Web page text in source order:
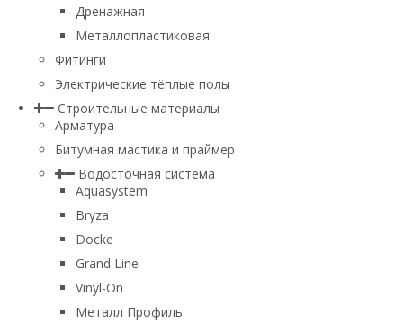
Дренажная
Металлопластиковая
Фитинги
Электрические тёплые полы
Строительные материалы
Арматура
Битумная мастика и праймер
Водосточная система
Aquasystem
Bryza
Docke
Grand Line
Vinyl-On
Металл Профиль